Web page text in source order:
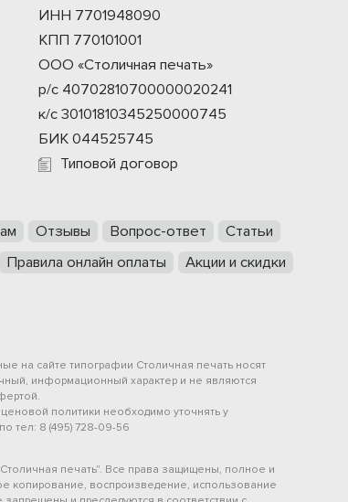
ИНН 7701948090
КПП 770101001
ООО «Столичная печать»
р/с 40702810700000020241
к/с 30101810345250000745
БИК 044525745
Типовой договор
Отзывы Вопрос-ответ
Статьи
Правила онлайн оплаты
Акции и скидки
на сайте типографии Столичная печать носят
информационный характер и не являются
ценовой политики необходимо уточнять у
тел: 8 (495) 728-09-56
печать". Все права защищены, полное и
копирование, воспроизведение, использование